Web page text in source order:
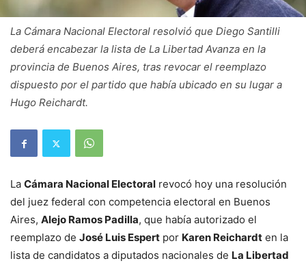
La Cámara Nacional Electoral resolvió que Diego Santilli
deberá encabezar la lista de La Libertad Avanza en la
provincia de Buenos Aires, tras revocar el reemplazo
dispuesto por el partido que había ubicado en su lugar a
Hugo Reichardt.
La Cámara Nacional Electoral revocó hoy una resolución
del juez federal con competencia electoral en Buenos
Aires, Alejo Ramos Padilla, que había autorizado el
reemplazo de José Luis Espert por Karen Reichardt en la
lista de candidatos a diputados nacionales de La Libertad